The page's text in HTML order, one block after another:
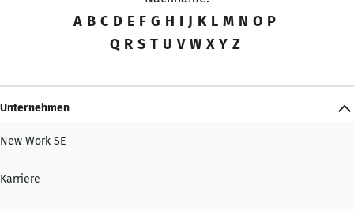
A B C D E F G H I J K L M N O P
Q R S T U V W X Y Z
Unternehmen
New Work SE
Karriere